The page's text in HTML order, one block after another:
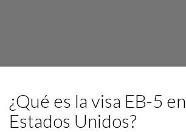
¿Qué es la visa EB-5 en
Estados Unidos?